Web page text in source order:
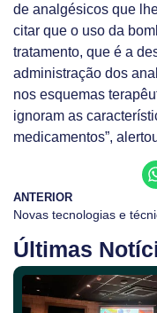
de analgésicos que
citar que o uso da
tratamento, que é a
administração dos
nos esquemas
ignoram as
medicamentos”,
ANTERIOR
Últimas